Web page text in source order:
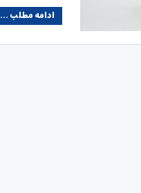
ادامه مطلب ...